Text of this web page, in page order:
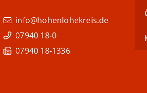
info@hohenlohekreis.de
07940 18-0
07940 18-1336